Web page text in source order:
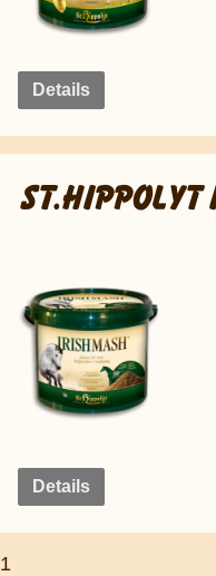
Details
ST.HIPPOLYT
Details
1